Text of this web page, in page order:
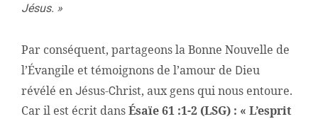
Jésus. »
Par conséquent, partageons la Bonne Nouvelle de
l’Évangile et témoignons de l’amour de Dieu
révélé en Jésus-Christ, aux gens qui nous entoure.
Car il est écrit dansÉsaïe 61 :1-2 (LSG) : « L’esprit